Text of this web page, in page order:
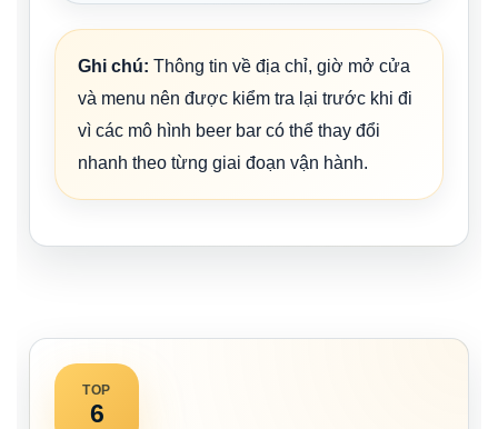
Ghi chú: Thông tin về địa chỉ, giờ mở cửa
và menu nên được kiểm tra lại trước khi đi
vì các mô hình beer bar có thể thay đổi
nhanh theo từng giai đoạn vận hành.
TOP
6